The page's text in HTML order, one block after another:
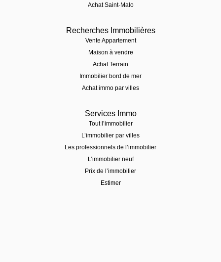
Achat Saint-Malo
Recherches Immobilières
Vente Appartement
Maison à vendre
Achat Terrain
Immobilier bord de mer
Achat immo par villes
Services Immo
Tout l’immobilier
L’immobilier par villes
Les professionnels de l’immobilier
L’immobilier neuf
Prix de l’immobilier
Estimer